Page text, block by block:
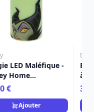
LED Maléfique -
Home
Collection
€
Ajouter
à